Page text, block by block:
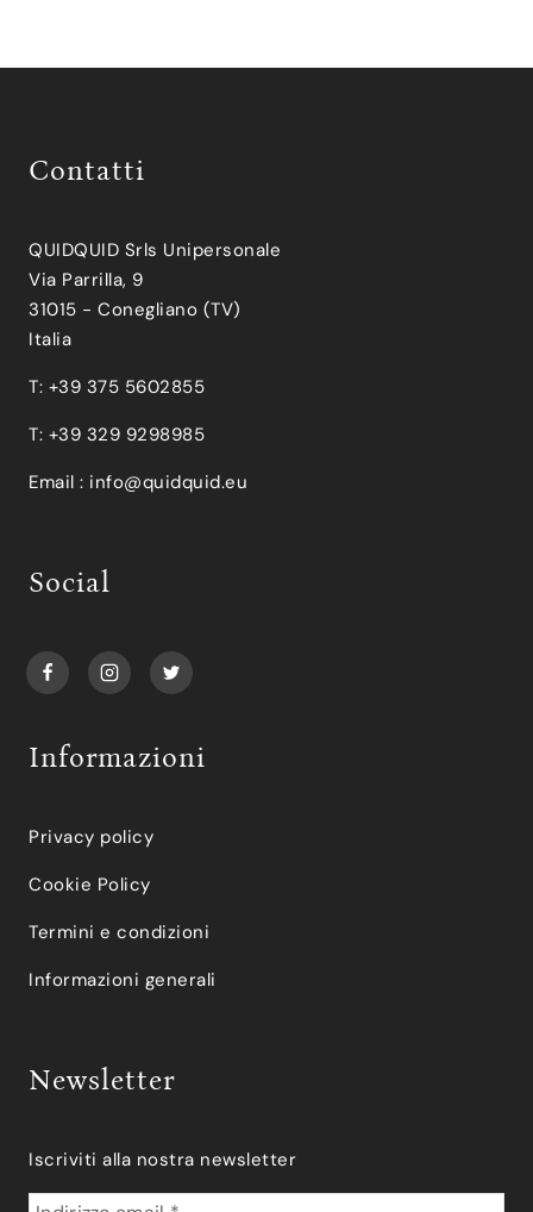
Contatti
QUIDQUID Srls Unipersonale
Via Parrilla, 9
31015 - Conegliano (TV)
Italia
T: +39 375 5602855
T: +39 329 9298985
Email : info@quidquid.eu
Social
Informazioni
Privacy policy
Cookie Policy
Termini e condizioni
Informazioni generali
Newsletter
Iscriviti alla nostra newsletter